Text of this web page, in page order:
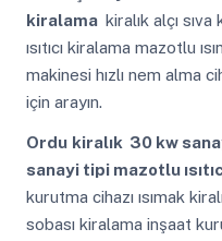
kiralama kiralık alçı
ısıtıcı kiralama mazotlu
makinesi hızlı nem alma
için arayın.
Ordu kiralık 30 kw
sanayi tipi mazotlu
kurutma cihazı ısımak
sobası kiralama inşaat